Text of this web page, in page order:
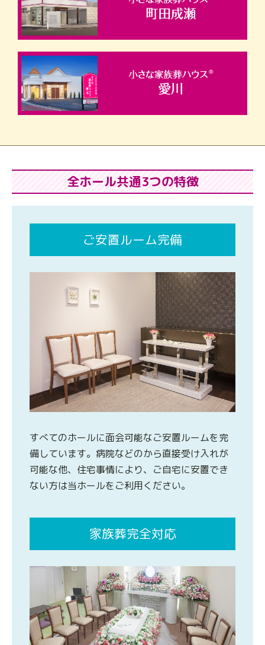
全ホール共通3つの特徴
ご安置ルーム完備
すべてのホールに面会可能なご安置ルームを完
備しています。病院などのから直接受け入れが
可能な他、住宅事情により、ご自宅に安置でき
ない方は当ホールをご利用ください。
家族葬完全対応